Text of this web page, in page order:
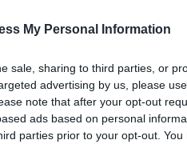
My Personal Information
sale, sharing to third parties, or
advertising by us, please
note that after your opt-out
ads based on personal
parties prior to your opt-out.